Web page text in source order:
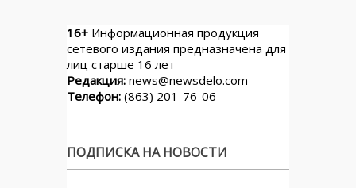
16+ Информационная продукция
сетевого издания предназначена для
лиц старше 16 лет
Редакция: news@newsdelo.com
Телефон: (863) 201-76-06
ПОДПИСКА НА НОВОСТИ